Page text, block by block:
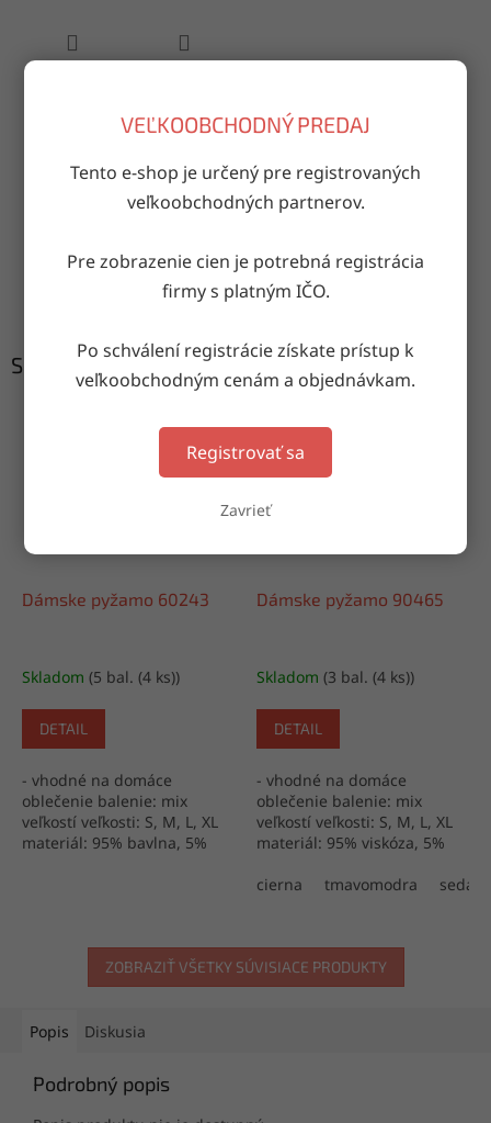
VEĽKOOBCHODNÝ PREDAJ
Tento e-shop je určený pre registrovaných
veľkoobchodných partnerov.
Pre zobrazenie cien je potrebná registrácia
firmy s platným IČO.
Po schválení registrácie získate prístup k
veľkoobchodným cenám a objednávkam.
Registrovať sa
Zavrieť
Doručenie do druhého dňa
na akúkoľvek adresu
Garancia doručenia
nepoškodeného tovaru
Súvisiaci tovar
Dámske pyžamo 60243
Skladom (5 bal. (4 ks))
DETAIL
- vhodné na domáce
oblečenie balenie: mix
veľkostí veľkosti: S, M, L, XL
materiál: 95% bavlna, 5%
Dámske pyžamo 90465
Skladom (3 bal. (4 ks))
DETAIL
- vhodné na domáce
oblečenie balenie: mix
veľkostí veľkosti: S, M, L, XL
materiál: 95% viskóza, 5%
cierna
tmavomodra seda
ZOBRAZIŤ VŠETKY SÚVISIACE PRODUKTY
Popis Diskusia
Podrobný popis